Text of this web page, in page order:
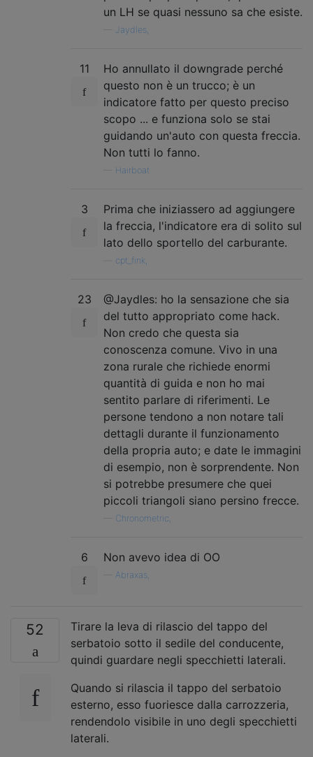
un LH se quasi nessuno sa che esiste.
Jaydles,
11
Ho annullato il downgrade perché
questo non è un trucco; è un
indicatore fatto per questo preciso
scopo ... e funziona solo se stai
guidando un'auto con questa freccia.
Non tutti lo fanno.
Hairboat
3
Prima che iniziassero ad aggiungere
la freccia, l'indicatore era di solito sul
lato dello sportello del carburante.
cpt_fink,
23
@Jaydles: ho la sensazione che sia
del tutto appropriato come hack.
Non credo che questa sia
conoscenza comune. Vivo in una
zona rurale che richiede enormi
quantità di guida e non ho mai
sentito parlare di riferimenti. Le
persone tendono a non notare tali
dettagli durante il funzionamento
della propria auto; e date le immagini
di esempio, non è sorprendente. Non
si potrebbe presumere che quei
piccoli triangoli siano persino frecce.
Chronometric,
6 Non avevo idea di OO
Abraxas,
52
Tirare la leva di rilascio del tappo del
serbatoio sotto il sedile del conducente,
quindi guardare negli specchietti laterali.
Quando si rilascia il tappo del serbatoio
esterno, esso fuoriesce dalla carrozzeria,
rendendolo visibile in uno degli specchietti
laterali.